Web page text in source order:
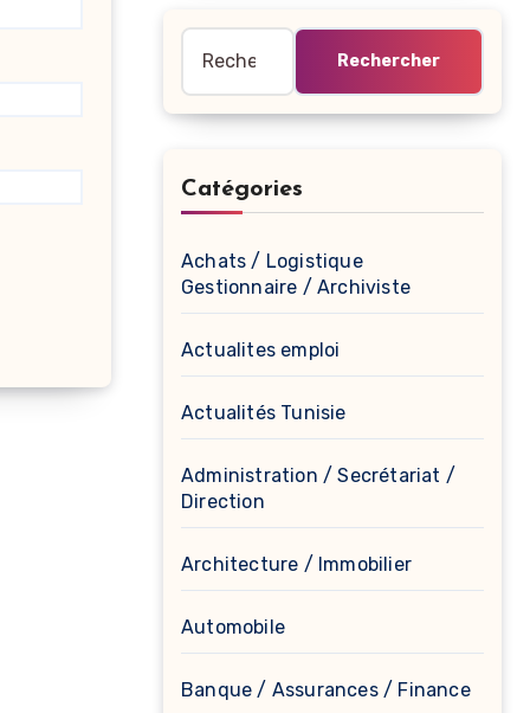
Catégories
Achats / Logistique
Gestionnaire / Archiviste
Actualites emploi
Actualités Tunisie
Administration / Secrétariat /
Direction
Architecture / Immobilier
Automobile
Banque / Assurances / Finance